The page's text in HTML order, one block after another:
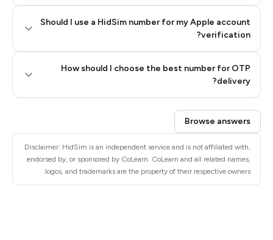
Step 3: Pay our bot with Stars
Should I use a HidSim number for my Apple account
verification?
How should I choose the best number for OTP
delivery?
Quality High To Low
Price High To
Browse answers
Disclaimer: HidSim is an independent service and is not affiliated with,
endorsed by, or sponsored by CoLearn. CoLearn and all related names,
logos, and trademarks are the property of their respective owners.